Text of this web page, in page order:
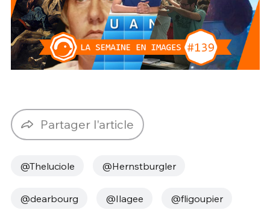
Partager l'article
@Theluciole @Hernstburgler
@dearbourg @Ilagee @fligoupier